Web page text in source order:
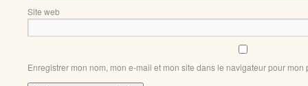
Site web
Enregistrer mon nom, mon e-mail et mon site dans le navigateur pour